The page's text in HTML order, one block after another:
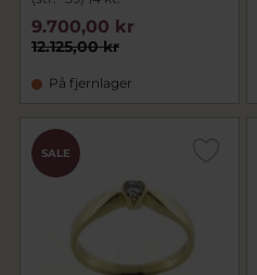
12.125,00 kr
9.700,00 kr
På fjernlager
SALE